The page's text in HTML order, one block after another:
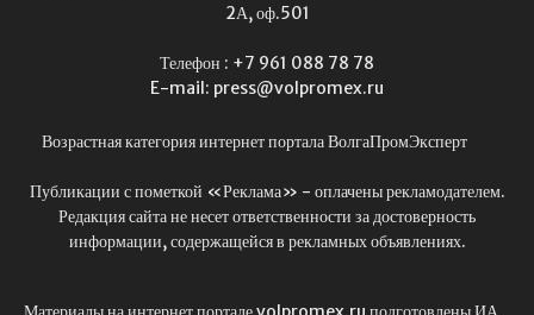
2А, оф.501
Телефон : +7 961 088 78 78
E-mail: press@volpromex.ru
Возрастная категория интернет портала ВолгаПромЭксперт
Публикации с пометкой «Реклама» - оплачены рекламодателем.
Редакция сайта не несет ответственности за достоверность
информации, содержащейся в рекламных объявлениях.